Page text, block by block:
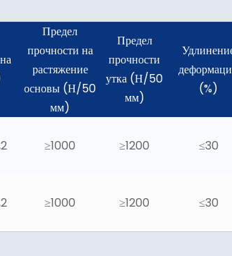
Предел
прочности на
растяжение
основы (Н/50
мм)
Предел
прочности
утка (Н/50
мм)
(%)
≥1000 ≥1200 ≤30
≥1000 ≥1200 ≤30